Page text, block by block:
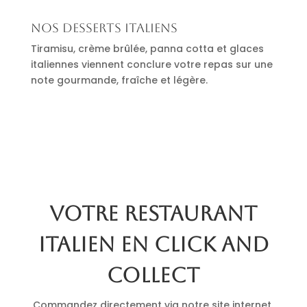
Nos desserts italiens
Tiramisu, crème brûlée, panna cotta et glaces
italiennes viennent conclure votre repas sur une
note gourmande, fraîche et légère.
Votre restaurant
italien en click and
collect